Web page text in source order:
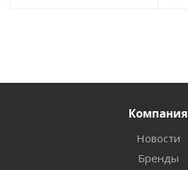
Компания
Новости
Бренды